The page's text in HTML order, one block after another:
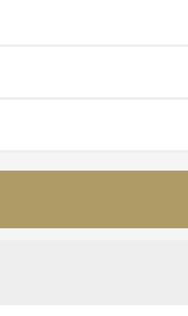
されるかわからな
でしまったので
する状況となって
ています。